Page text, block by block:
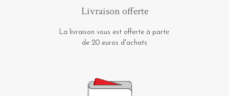
Livraison offerte
La livraison vous est offerte à partir
de 20 euros d'achats